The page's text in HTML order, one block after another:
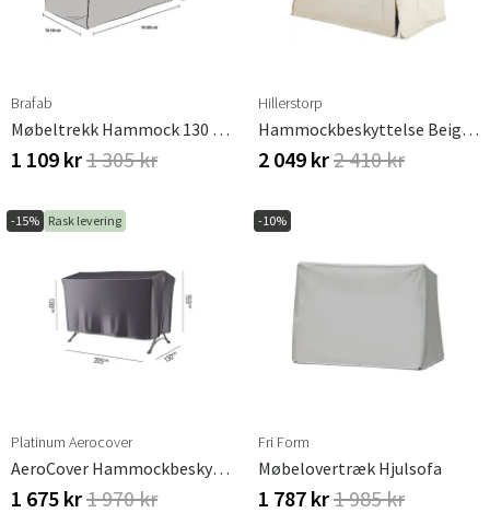
Brafab
Møbeltrekk Hammock 130 X 205 Cm
1 109 kr1 305 kr
Hillerstorp
Hammockbeskyttelse Beige Polyester
2 049 kr2 410 kr
-15% Rask levering
Platinum Aerocover
AeroCover Hammockbeskyttelse
1 675 kr1 970 kr
-10%
Fri Form
Møbelovertræk Hjulsofa
1 787 kr1 985 kr